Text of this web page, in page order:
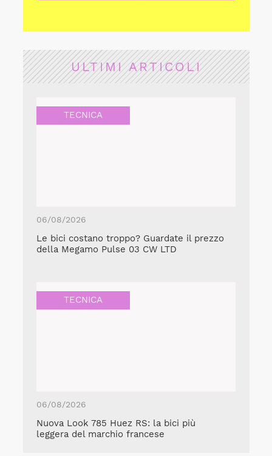
ULTIMI ARTICOLI
TECNICA
06/08/2026
Le bici costano troppo? Guardate il prezzo
della Megamo Pulse 03 CW LTD
TECNICA
06/08/2026
Nuova Look 785 Huez RS: la bici più
leggera del marchio francese